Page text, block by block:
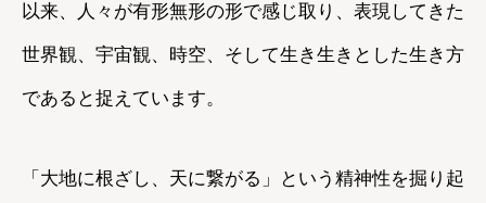
以来、人々が有形無形の形で感じ取り、表現してきた
世界観、宇宙観、時空、そして生き生きとした生き方
であると捉えています。
「大地に根ざし、天に繋がる」という精神性を掘り起